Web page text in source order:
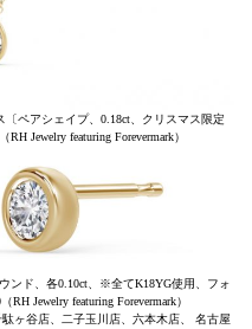
ペアシェイプ、0.18ct、クリスマス限定
Jewelry featuring Forevermark）
ンド、各0.10ct、※全てK18YG使用、フォ
Jewelry featuring Forevermark）
駄ヶ谷店、二子玉川店、六本木店、 名古屋